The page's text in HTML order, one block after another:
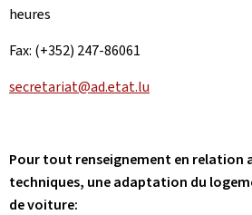
heures
Fax: (+352) 247-86061
secretariat@ad.etat.lu
Pour tout renseignement en relation
techniques, une adaptation du
de voiture: